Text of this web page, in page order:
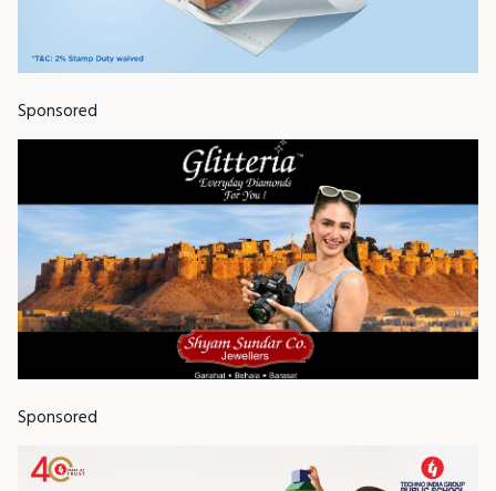
Sponsored
Sponsored